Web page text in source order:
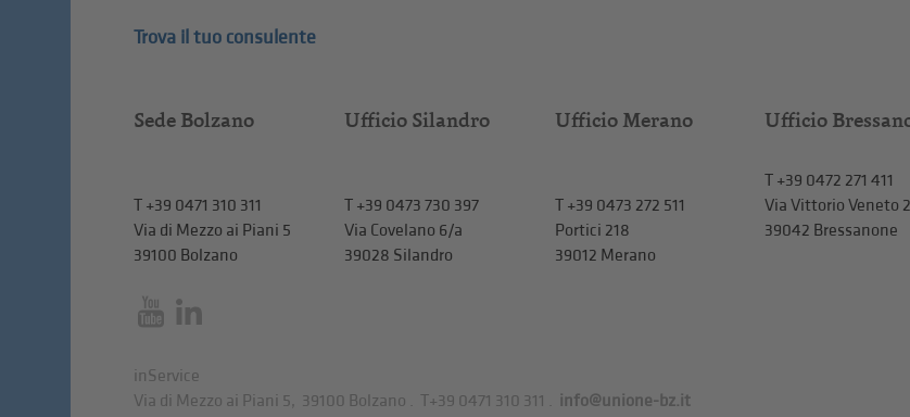
Trova il tuo consulente
Sede Bolzano
T+39 0471 310 311
Via di Mezzo ai Piani 5
39100 Bolzano
Ufficio Silandro
T+39 0473 730 397
Via Covelano 6/a
39028 Silandro
Ufficio Merano
T+39 0473 272 511
Portici 218
39012 Merano
Ufficio
T +39 0472 271 411
Via Vittorio Veneto
39042 Bressanone
inService
Via di Mezzo ai Piani 5
39100 Bolzano T+39 0471 310 311
info@unione-bz.it